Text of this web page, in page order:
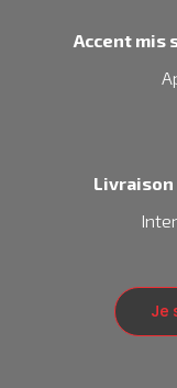
Accent mis
Je